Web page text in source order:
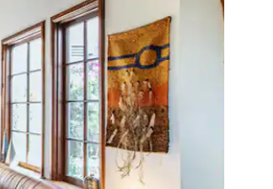
dengan sentuhan atau gerakan menggeser.